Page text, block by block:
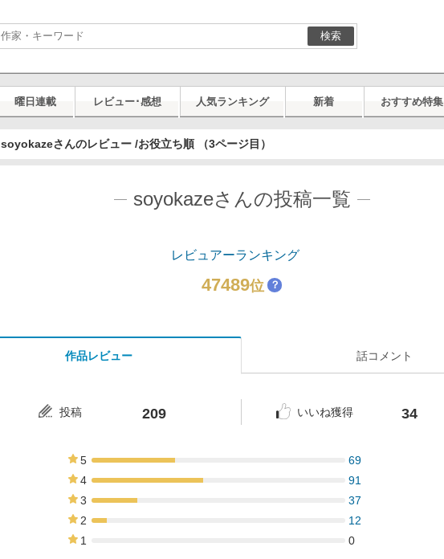
検索
曜日連載 レビュー･感想 人気ランキング 新着 おすすめ特集
soyokazeさんのレビュー /お役立ち順 （3ページ目）
soyokazeさんの投稿一覧
レビュアーランキング
47489位 ？
作品レビュー 話コメント
投稿 209 いいね獲得 34
5
69
4
91
3
37
2
12
1
0